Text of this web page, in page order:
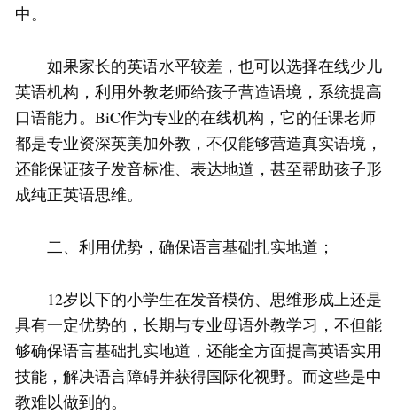
中。
如果家长的英语水平较差，也可以选择在线少儿
英语机构，利用外教老师给孩子营造语境，系统提高
口语能力。BiC作为专业的在线机构，它的任课老师
都是专业资深英美加外教，不仅能够营造真实语境，
还能保证孩子发音标准、表达地道，甚至帮助孩子形
成纯正英语思维。
二、利用优势，确保语言基础扎实地道；
12岁以下的小学生在发音模仿、思维形成上还是
具有一定优势的，长期与专业母语外教学习，不但能
够确保语言基础扎实地道，还能全方面提高英语实用
技能，解决语言障碍并获得国际化视野。而这些是中
教难以做到的。